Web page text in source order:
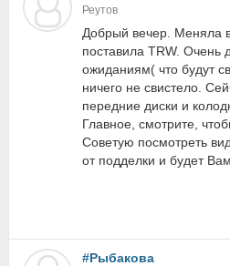
Реутов
Добрый вечер. Меняла
поставила TRW. Очень
ожиданиям( что будут
ничего не свистело.
передние диски и
Главное, смотрите,
Советую посмотреть
от подделки и будет Вам
#Рыбакова